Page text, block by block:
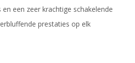
een zeer krachtige schakelende
prestaties op elk